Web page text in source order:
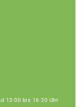
13:00 bis 16:30 Uhr